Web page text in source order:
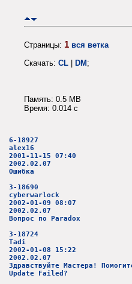
Страницы: 1 вся ветка
Скачать: CL DM ;
Память: 0.5 MB
Время: 0.014 c
6-18927
alex16
2001-11-15 07:40
2002.02.07
Ошибка
3-18690
cyberwarlock
2002-01-09 08:07
2002.02.07
Вопрос по Paradox
3-18724
Tadi
2002-01-08 15:22
2002.02.07
Здравствуйте Мастера!
Update Failed?